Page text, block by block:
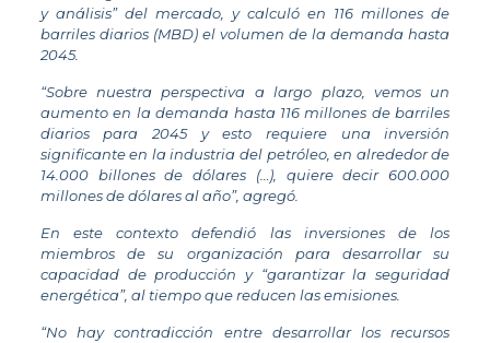
y análisis” del mercado, y calculó en 116 millones de
barriles diarios (MBD) el volumen de la demanda hasta
2045.
“Sobre nuestra perspectiva a largo plazo, vemos un
aumento en la demanda hasta 116 millones de barriles
diarios para 2045 y esto requiere una inversión
significante en la industria del petróleo, en alrededor de
14.000 billones de dólares (…), quiere decir 600.000
millones de dólares al año”, agregó.
En este contexto defendió las inversiones de los
miembros de su organización para desarrollar su
capacidad de producción y “garantizar la seguridad
energética”, al tiempo que reducen las emisiones.
“No hay contradicción entre desarrollar los recursos